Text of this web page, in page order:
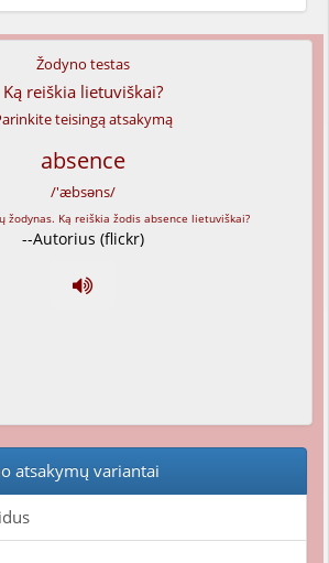
Žodyno testas
Ką reiškia lietuviškai?
teisingą atsakymą
absence
/'æbsəns/
--Autorius (flickr)
atsakymų variantai